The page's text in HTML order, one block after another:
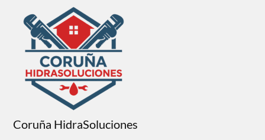
Coruña HidraSoluciones